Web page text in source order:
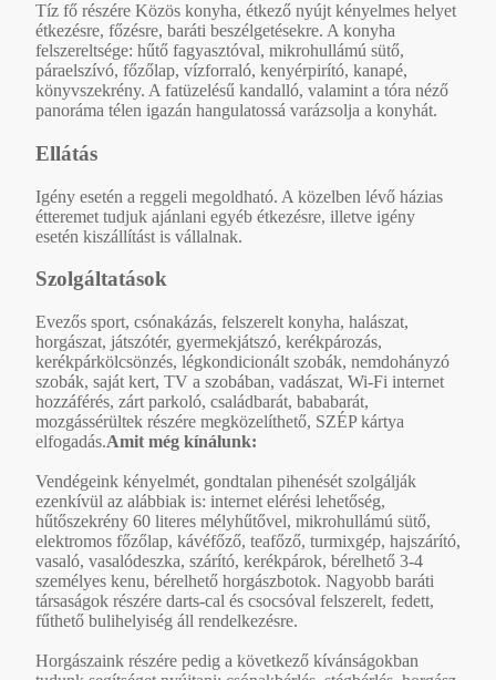
Tíz fő részére Közös konyha, étkező nyújt kényelmes helyet
étkezésre, főzésre, baráti beszélgetésekre. A konyha
felszereltsége: hűtő fagyasztóval, mikrohullámú sütő,
páraelszívó, főzőlap, vízforraló, kenyérpirító, kanapé,
könyvszekrény. A fatüzelésű kandalló, valamint a tóra néző
panoráma télen igazán hangulatossá varázsolja a konyhát.
Ellátás
Igény esetén a reggeli megoldható. A közelben lévő házias
étteremet tudjuk ajánlani egyéb étkezésre, illetve igény
esetén kiszállítást is vállalnak.
Szolgáltatások
Evezős sport, csónakázás, felszerelt konyha, halászat,
horgászat, játszótér, gyermekjátszó, kerékpározás,
kerékpárkölcsönzés, légkondicionált szobák, nemdohányzó
szobák, saját kert, TV a szobában, vadászat, Wi-Fi internet
hozzáférés, zárt parkoló, családbarát, bababarát,
mozgássérültek részére megközelíthető, SZÉP kártya
elfogadás.Amit még kínálunk:
Vendégeink kényelmét, gondtalan pihenését szolgálják
ezenkívül az alábbiak is: internet elérési lehetőség,
hűtőszekrény 60 literes mélyhűtővel, mikrohullámú sütő,
elektromos főzőlap, kávéfőző, teafőző, turmixgép, hajszárító,
vasaló, vasalódeszka, szárító, kerékpárok, bérelhető 3-4
személyes kenu, bérelhető horgászbotok. Nagyobb baráti
társaságok részére darts-cal és csocsóval felszerelt, fedett,
fűthető bulihelyiség áll rendelkezésre.
Horgászaink részére pedig a következő kívánságokban